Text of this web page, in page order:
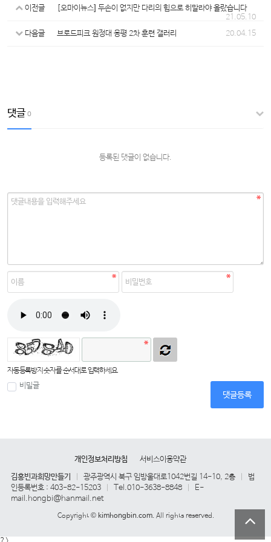
이전글
[오마이뉴스] 두손이 없지만 다리의 힘으로 히말라야 올랐습니다
21.05.10
다음글
브로드피크 원정대 용평 2차 훈련 갤러리 20.04.15
댓글0
등록된 댓글이 없습니다.
자동등록방지 숫자를 순서대로 입력하세요.
비밀글
댓글등록
개인정보처리방침
서비스이용약관
김홍빈과희망만들기
광주광역시 북구 임방울대로1042번길 14-10, 2층
법
인등록번호 : 403-82-15203
Tel.010-3638-8848
E-
mail.hongbi@hanmail.net
Copyright © kimhongbin.com. All rights reserved.